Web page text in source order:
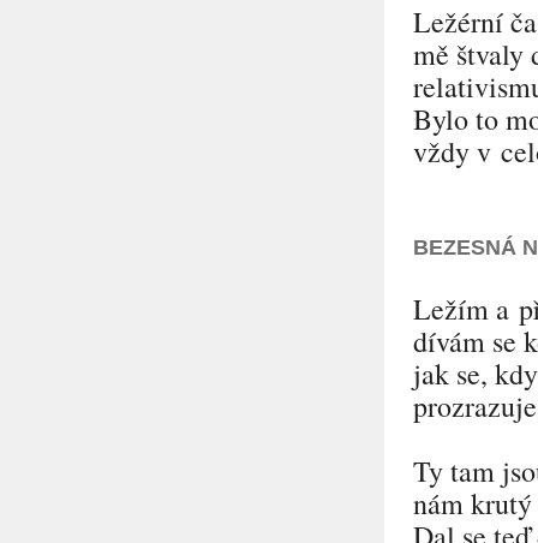
Ležérní
mě štvaly
Bylo to
vždy v
BEZESNÁ
Ležím a
dívám se
jak se,
Ty tam
nám krutý